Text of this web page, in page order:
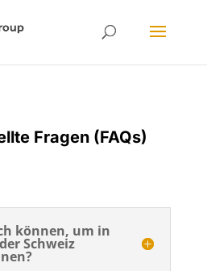
Fragen (FAQs)
können, um in
Schweiz